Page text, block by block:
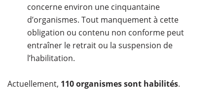
concerne environ une cinquantaine
d’organismes. Tout manquement à cette
obligation ou contenu non conforme peut
entraîner le retrait ou la suspension de
l’habilitation.
Actuellement, 110 organismes sont habilités.